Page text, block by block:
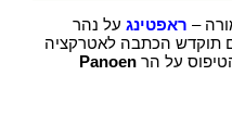
– ראפטינג על נהר
תוקדש הכתבה לאטרקציה
Panoen